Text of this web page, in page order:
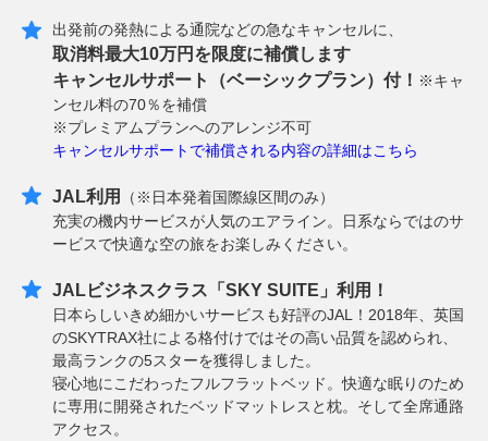
出発前の発熱による通院などの急なキャンセルに、
取消料最大10万円を限度に補償します
キャンセルサポート（ベーシックプラン）付！ ※キャ
ンセル料の70％を補償
※プレミアムプランへのアレンジ不可
キャンセルサポートで補償される内容の詳細はこちら
JAL利用
（※日本発着国際線区間のみ）
充実の機内サービスが人気のエアライン。日系ならではのサ
ービスで快適な空の旅をお楽しみください。
JALビジネスクラス「SKY SUITE」利用！
日本らしいきめ細かいサービスも好評のJAL！2018年、英国
のSKYTRAX社による格付けではその高い品質を認められ、
最高ランクの5スターを獲得しました。
寝心地にこだわったフルフラットベッド。快適な眠りのため
に専用に開発されたベッドマットレスと枕。そして全席通路
アクセス。